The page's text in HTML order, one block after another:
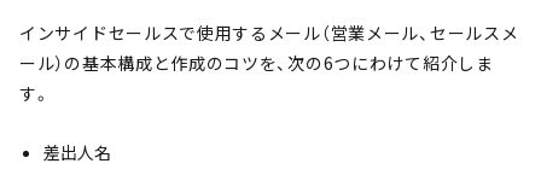
インサイドセールスで使用するメール（営業メール、セールスメ
ール）の基本構成と作成のコツを、次の6つにわけて紹介しま
す。
差出人名